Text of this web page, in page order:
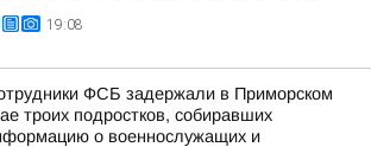
19:08
ФСБ задержали в Приморском
троих подростков, собиравших
о военнослужащих и